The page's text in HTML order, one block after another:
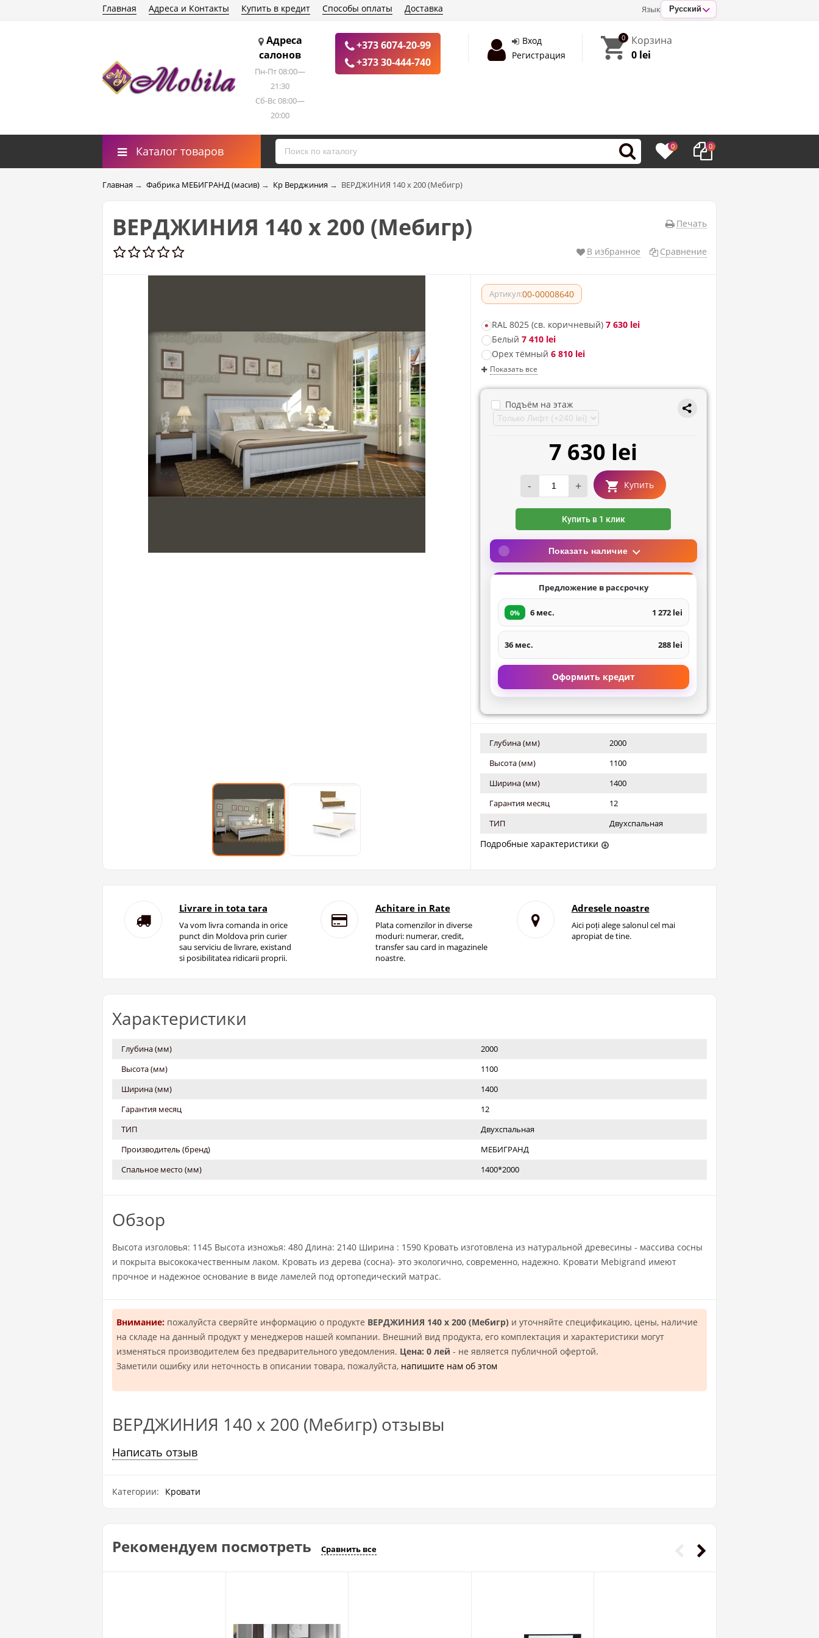
Язык Русский
Главная Адреса и Контакты Купить в кредит Способы оплаты Доставка
Адреса
салонов
Пн-Пт 08:00—
21:30
Сб-Вс 08:00—
20:00
+373 6074-20-99
+373 30-444-740
Вход
Регистрация
0
Корзина
0 lei
Каталог товаров 0 0
Главная → Фабрика МЕБИГРАНД (масив) → Кр Верджиния → ВЕРДЖИНИЯ 140 х 200 (Mебигр)
Печать
ВЕРДЖИНИЯ 140 х 200 (Mебигр)
В избранное Сравнение
Артикул:00-00008640
RAL 8025 (св. коричневый) 7 630 lei
Белый 7 410 lei
Орех тёмный 6 810 lei
Показать все
Подъём на этаж
7 630 lei
- + Купить
Купить в 1 клик
Показать наличие
Предложение в рассрочку
0% 6 мес. 1 272 lei
36 мес. 288 lei
Оформить кредит
Глубина (мм)
2000
Высота (мм)
1100
Ширина (мм)
1400
Гарантия месяц
12
ТИП
Двухспальная
Подробные характеристики
Livrare in tota tara
Va vom livra comanda in orice
punct din Moldova prin curier
sau serviciu de livrare, existand
si posibilitatea ridicarii proprii.
Achitare in Rate
Plata comenzilor in diverse
moduri: numerar, credit,
transfer sau card in magazinele
noastre.
Adresele noastre
Aici poți alege salonul cel mai
apropiat de tine.
Характеристики
Глубина (мм)
2000
Высота (мм)
1100
Ширина (мм)
1400
Гарантия месяц
12
ТИП
Двухспальная
Производитель (бренд)
МЕБИГРАНД
Спальное место (мм)
1400*2000
Обзор
Высота изголовья: 1145 Высота изножья: 480 Длина: 2140 Ширина : 1590 Кровать изготовлена из натуральной древесины - массива сосны
и покрыта высококачественным лаком. Кровать из дерева (сосна)- это экологично, современно, надежно. Кровати Mebigrand имеют
прочное и надежное основание в виде ламелей под ортопедический матрас.
Внимание: пожалуйста сверяйте информацию о продукте ВЕРДЖИНИЯ 140 х 200 (Mебигр) и уточняйте спецификацию, цены, наличие
на складе на данный продукт у менеджеров нашей компании. Внешний вид продукта, его комплектация и характеристики могут
изменяться производителем без предварительного уведомления. Цена: 0 лей - не является публичной офертой.
Заметили ошибку или неточность в описании товара, пожалуйста, напишите нам об этом
ВЕРДЖИНИЯ 140 х 200 (Mебигр) отзывы
Написать отзыв
Категории: Кровати
Рекомендуем посмотреть Сравнить все